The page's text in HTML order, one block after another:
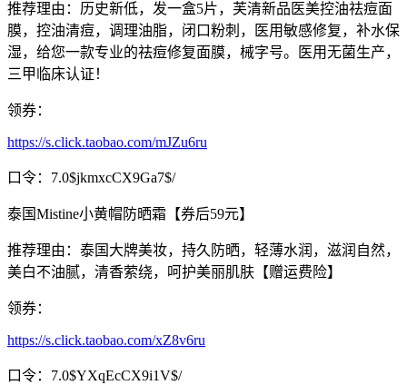
推荐理由：历史新低，发一盒5片，芙清新品医美控油祛痘面
膜，控油清痘，调理油脂，闭口粉刺，医用敏感修复，补水保
湿，给您一款专业的祛痘修复面膜，械字号。医用无菌生产，
三甲临床认证！
领券：
https://s.click.taobao.com/mJZu6ru
口令：7.0$jkmxcCX9Ga7$/
泰国Mistine小黄帽防晒霜【券后59元】
推荐理由：泰国大牌美妆，持久防晒，轻薄水润，滋润自然，
美白不油腻，清香萦绕，呵护美丽肌肤【赠运费险】
领券：
https://s.click.taobao.com/xZ8v6ru
口令：7.0$YXqEcCX9i1V$/